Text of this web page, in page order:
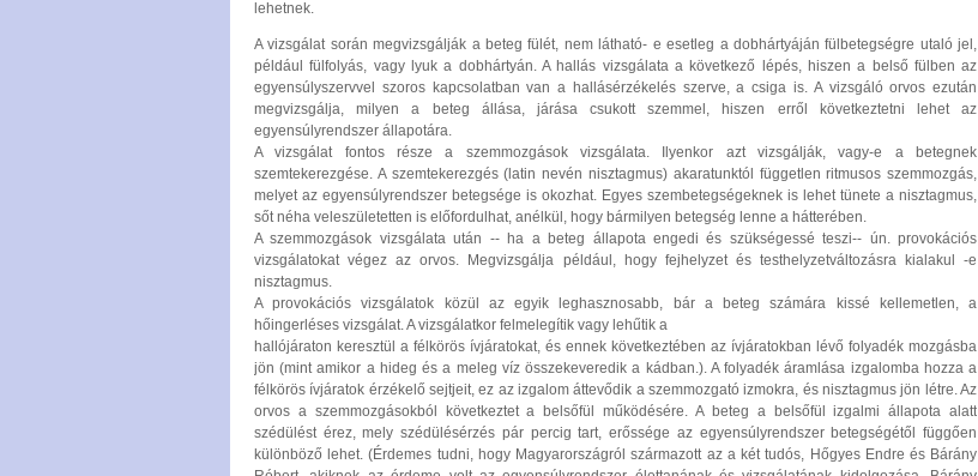
lehetnek.
A vizsgálat során megvizsgálják a beteg fülét, nem látható- e esetleg a dobhártyáján fülbetegségre utaló jel,
például fülfolyás, vagy lyuk a dobhártyán. A hallás vizsgálata a következő lépés, hiszen a belső fülben az
egyensúlyszervvel szoros kapcsolatban van a hallásérzékelés szerve, a csiga is. A vizsgáló orvos ezután
megvizsgálja, milyen a beteg állása, járása csukott szemmel, hiszen erről következtetni lehet az
egyensúlyrendszer állapotára.
A vizsgálat fontos része a szemmozgások vizsgálata. Ilyenkor azt vizsgálják, vagy-e a betegnek
szemtekerezgése. A szemtekerezgés (latin nevén nisztagmus) akaratunktól független ritmusos szemmozgás,
melyet az egyensúlyrendszer betegsége is okozhat. Egyes szembetegségeknek is lehet tünete a nisztagmus,
sőt néha veleszületetten is előfordulhat, anélkül, hogy bármilyen betegség lenne a hátterében.
A szemmozgások vizsgálata után -- ha a beteg állapota engedi és szükségessé teszi-- ún. provokációs
vizsgálatokat végez az orvos. Megvizsgálja például, hogy fejhelyzet és testhelyzetváltozásra kialakul -e
nisztagmus.
A provokációs vizsgálatok közül az egyik leghasznosabb, bár a beteg számára kissé kellemetlen, a
hőingerléses vizsgálat. A vizsgálatkor felmelegítik vagy lehűtik a
hallójáraton keresztül a félkörös ívjáratokat, és ennek következtében az ívjáratokban lévő folyadék mozgásba
jön (mint amikor a hideg és a meleg víz összekeveredik a kádban.). A folyadék áramlása izgalomba hozza a
félkörös ívjáratok érzékelő sejtjeit, ez az izgalom áttevődik a szemmozgató izmokra, és nisztagmus jön létre. Az
orvos a szemmozgásokból következtet a belsőfül működésére. A beteg a belsőfül izgalmi állapota alatt
szédülést érez, mely szédülésérzés pár percig tart, erőssége az egyensúlyrendszer betegségétől függően
különböző lehet. (Érdemes tudni, hogy Magyarországról származott az a két tudós, Hőgyes Endre és Bárány